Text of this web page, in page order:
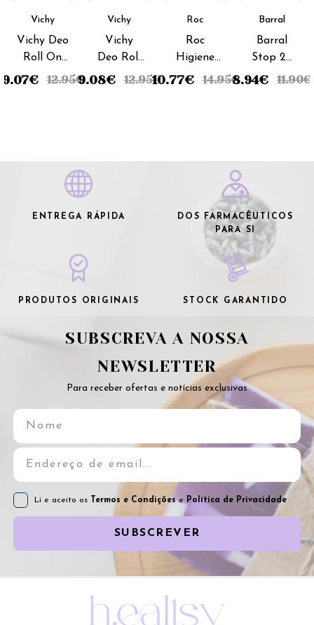
Vichy
Vichy Deo
Roll On
Transpiration
9.07€ 12.95€
Vichy
Vichy
Deo Roll
On
9.08€ 12.95€
Roc
Roc
Higiene
Deo
10.77€ 14.95€
Barral
Barral
Stop 24
Creme -
8.94€ 11.90€
ENTREGA RÁPIDA
DOS FARMACÊUTICOS
PARA SI
PRODUTOS ORIGINAIS STOCK GARANTIDO
SUBSCREVA A NOSSA
NEWSLETTER
Para receber ofertas e notícias exclusivas
Li e aceito os Termos e Condiçõese Política de Privacidade
SUBSCREVER